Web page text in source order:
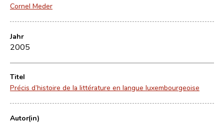
Cornel Meder
Jahr
2005
Titel
Précis d’histoire de la littérature en langue luxembourgeoise
Autor(in)